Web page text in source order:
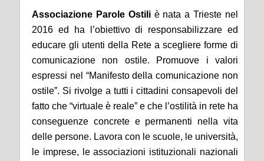
Associazione Parole Ostili è nata a Trieste nel
2016 ed ha l’obiettivo di responsabilizzare ed
educare gli utenti della Rete a scegliere forme di
comunicazione non ostile. Promuove i valori
espressi nel “Manifesto della comunicazione non
ostile”. Si rivolge a tutti i cittadini consapevoli del
fatto che “virtuale è reale” e che l’ostilità in rete ha
conseguenze concrete e permanenti nella vita
delle persone. Lavora con le scuole, le università,
le imprese, le associazioni istituzionali nazionali